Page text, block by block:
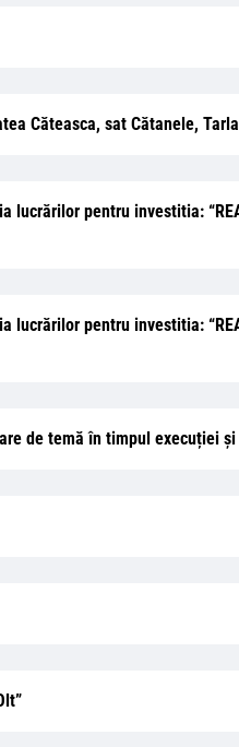
Căteasca, sat Cătanele,
pentru investitia:
pentru investitia:
de temă în timpul execuției